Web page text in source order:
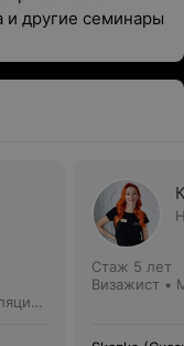
и другие семинары
Стаж 5 лет
Визажист •